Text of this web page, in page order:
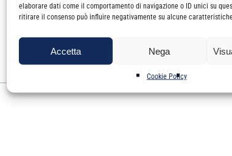
elaborare dati come il comportamento di navigazione o ID unici su
ritirare il consenso può influire negativamente su alcune
Accetta Nega
Cookie Policy
PAGINA IN COSTRUZIONE